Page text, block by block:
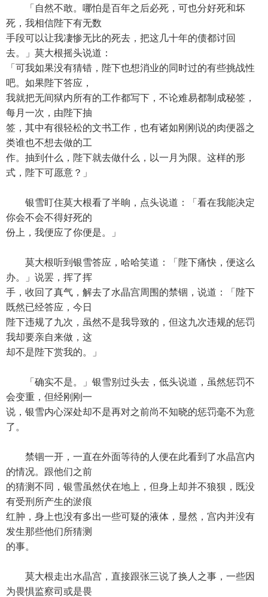
「自然不敢。哪怕是百年之后必死，可也分好死和坏
死，我相信陛下有无数
手段可以让我凄惨无比的死去，把这几十年的债都讨回
去。」莫大根摇头说道：
「可我如果没有猜错，陛下也想消业的同时过的有些挑战性
吧。如果陛下答应，
我就把无间狱内所有的工作都写下，不论难易都制成秘签，
每月一次，由陛下抽
签，其中有很轻松的文书工作，也有诸如刚刚说的肉便器之
类谁也不想去做的工
作。抽到什么，陛下就去做什么，以一月为限。这样的形
式，陛下可愿意？」
银雪盯住莫大根看了半晌，点头说道：「看在我能决定
你会不会不得好死的
份上，我便应了你便是。」
莫大根听到银雪答应，哈哈笑道：「陛下痛快，便这么
办。」说罢，挥了挥
手，收回了真气，解去了水晶宫周围的禁锢，说道：「陛下
既然已经答应，今日
陛下违规了九次，虽然不是我导致的，但这九次违规的惩罚
我却要亲自来做，这
却不是陛下赏我的。」
「确实不是。」银雪别过头去，低头说道，虽然惩罚不
会变重，但经刚刚一
说，银雪内心深处却不是再对之前尚不知晓的惩罚毫不为意
了。
禁锢一开，一直在外面等待的人便在此看到了水晶宫内
的情况。跟他们之前
的猜测不同，银雪虽然伏在地上，但身上却并不狼狈，既没
有受刑所产生的淤痕
红肿，身上也没有多出一些可疑的液体，显然，宫内并没有
发生那些他们所猜测
的事。
莫大根走出水晶宫，直接跟张三说了换人之事，一些因
为畏惧监察司或是畏